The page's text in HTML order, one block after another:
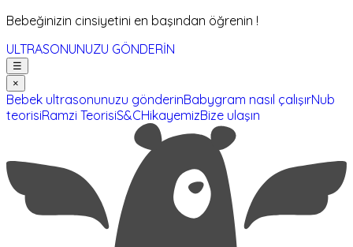
Bebeğinizin cinsiyetini en başından öğrenin !
ULTRASONUNUZU GÖNDERİN
☰
×
Bebek ultrasonunuzu gönderinBabygram nasıl çalışırNub
teorisiRamzi TeorisiS&CHikayemizBize ulaşın